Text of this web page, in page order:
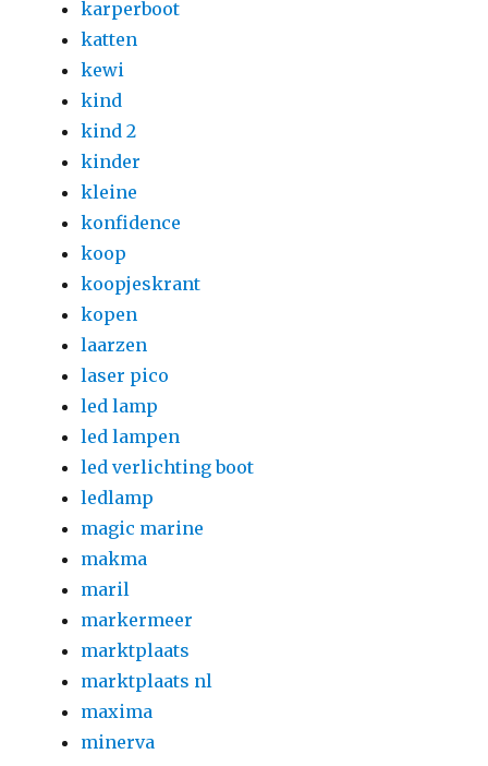
karperboot
katten
kewi
kind
kind 2
kinder
kleine
konfidence
koop
koopjeskrant
kopen
laarzen
laser pico
led lamp
led lampen
led verlichting boot
ledlamp
magic marine
makma
maril
markermeer
marktplaats
marktplaats nl
maxima
minerva